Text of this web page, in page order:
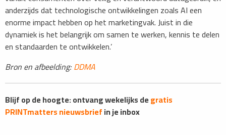
anderzijds dat technologische ontwikkelingen zoals AI een
enorme impact hebben op het marketingvak. Juist in die
dynamiek is het belangrijk om samen te werken, kennis te delen
en standaarden te ontwikkelen.’
Bron en afbeelding:DDMA
Blijf op de hoogte: ontvang wekelijks degratis
PRINTmatters nieuwsbriefin je inbox